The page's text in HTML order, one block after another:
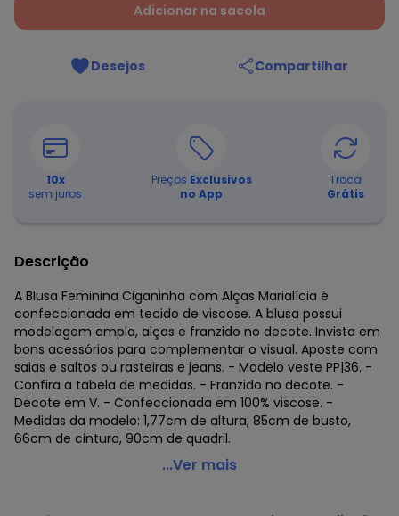
Adicionar na sacola
Desejos Compartilhar
10x
sem juros
Preços Exclusivos
no App
Troca
Grátis
Descrição
A Blusa Feminina Ciganinha com Alças Marialícia é
confeccionada em tecido de viscose. A blusa possui
modelagem ampla, alças e franzido no decote. Invista em
bons acessórios para complementar o visual. Aposte com
saias e saltos ou rasteiras e jeans. - Modelo veste PP|36. -
Confira a tabela de medidas. - Franzido no decote. -
Decote em V. - Confeccionada em 100% viscose. -
Medidas da modelo: 1,77cm de altura, 85cm de busto,
66cm de cintura, 90cm de quadril.
Marialícia - Blusa Ciganinha com Alças Marialícia Verde
...Ver mais